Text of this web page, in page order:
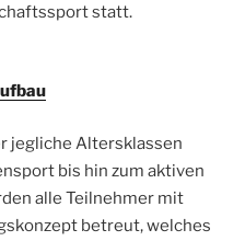
statt.
jeg­li­che Alters­klas­sen
bis hin zum akti­ven
alle Teil­neh­mer mit
betreut, wel­ches